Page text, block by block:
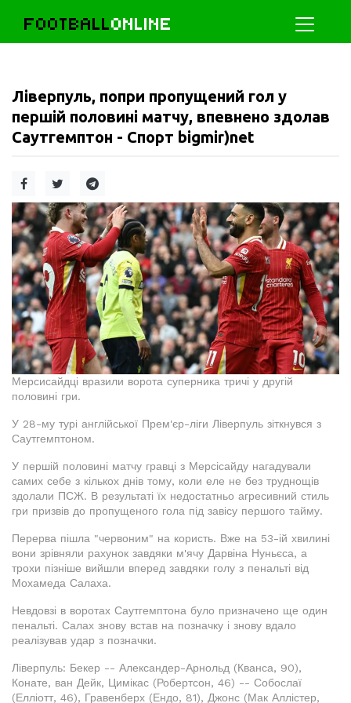
FOOTBALLONLINE
Ліверпуль, попри пропущений гол у
першій половині матчу, впевнено здолав
Саутгемптон - Спорт bigmir)net
Мерсисайдці вразили ворота суперника тричі у другій
половині гри.
У 28-му турі англійської Прем'єр-ліги Ліверпуль зіткнувся з
Саутгемптоном.
У першій половині матчу гравці з Мерсісайду нагадували
самих себе з кількох днів тому, коли еле не без труднощів
здолали ПСЖ. В результаті їх недостатньо агресивний стиль
гри призвів до пропущеного гола під завісу першого тайму.
Перерва пішла "червоним" на користь. Вже на 53-ій хвилині
вони зрівняли рахунок завдяки м'ячу Дарвіна Нуньєса, а
трохи пізніше вийшли вперед завдяки голу з пенальті від
Мохамеда Салаха.
Невдовзі в воротах Саутгемптона було призначено ще один
пенальті. Салах знову встав на позначку і знову вдало
реалізував удар з позначки.
Ліверпуль: Бекер -- Александер-Арнольд (Кванса, 90),
Конате, ван Дейк, Цимікас (Робертсон, 46) -- Собослаї
(Елліотт, 46), Гравенберх (Ендо, 81), Джонс (Мак Аллістер,